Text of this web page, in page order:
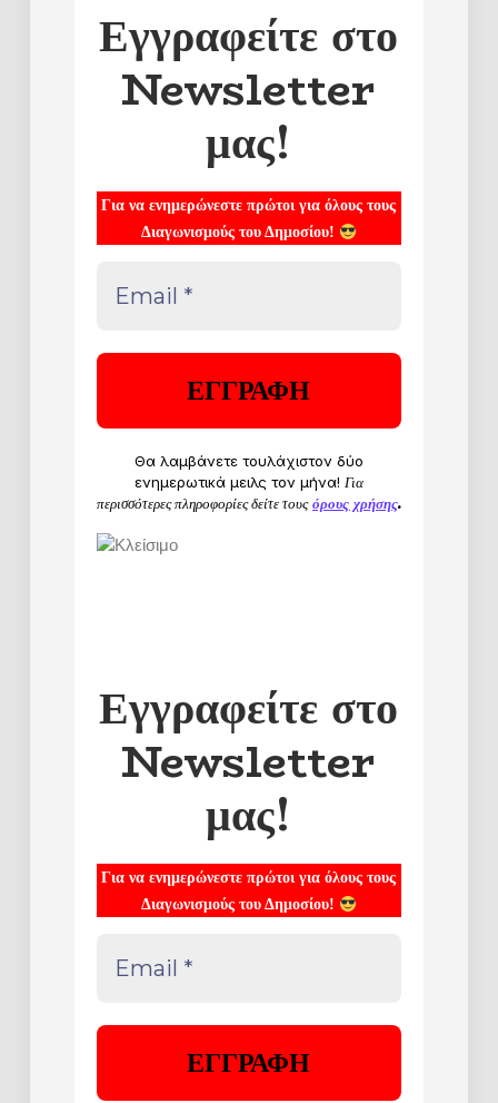
Εγγραφείτε στο
Newsletter
μας!
Για να ενημερώνεστε πρώτοι για όλους τους
Διαγωνισμούς του Δημοσίου!
Θα λαμβάνετε τουλάχιστον δύο
ενημερωτικά μειλς τον μήνα! Για
περισσότερες πληροφορίες δείτε τους όρους χρήσης.
Εγγραφείτε στο
Newsletter
μας!
Για να ενημερώνεστε πρώτοι για όλους τους
Διαγωνισμούς του Δημοσίου!